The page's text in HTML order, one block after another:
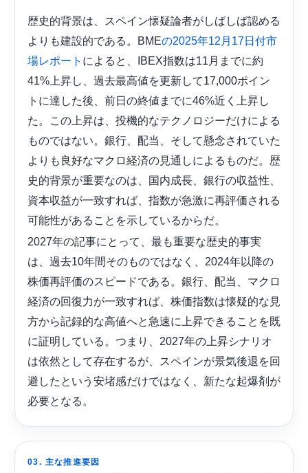
歴史的背景は、スペイン懐疑論者がしばしば認める
よりも建設的である。BMEの2025年12月17日付市
場レポート によると、IBEX指数は11月までに約
41%上昇し、過去最高値を更新して17,000ポイン
トに達した後、前日の終値までに46%近く上昇し
た。この上昇は、投機的なテクノロジーだけによる
ものではない。銀行、配当、そして懸念されていた
よりも良好なマクロ経済の見通しによるものだ。歴
史的背景が重要なのは、国内成長、銀行の収益性、
資本収益が一致すれば、指数が急激に再評価される
可能性があることを示しているからだ。
2027年の記事にとって、最も重要な歴史的事実
は、過去10年間そのものではなく、2024年以降の
株価再評価のスピードである。銀行、配当、マクロ
経済の回復力が一致すれば、株価指数は懐疑的な見
方から記録的な高値へと急速に上昇できることを既
に証明している。つまり、2027年の上昇シナリオ
は依然として存在するが、スペインが景気後退を回
避したという安堵感だけではなく、新たな起爆剤が
必要となる。
03. 主な推進要因